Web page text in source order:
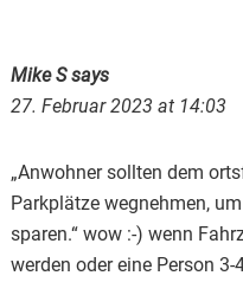
Mike Ssays
27. Februar 2023 at 14:03
„Anwohner sollten dem
Parkplätze wegnehmen,
sparen.“ wow :-) wenn
werden oder eine Person